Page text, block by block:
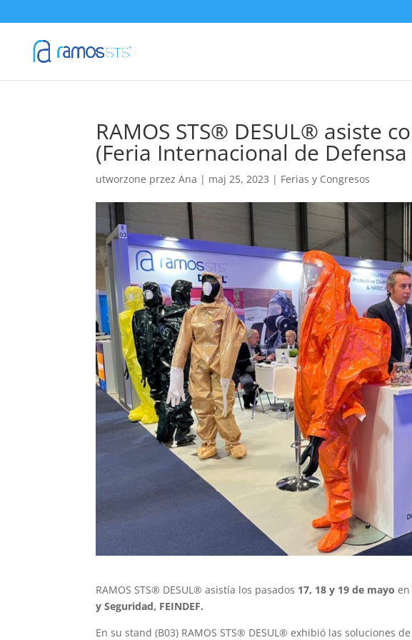
RAMOS STS® DESUL® asiste
(Feria Internacional de
utworzone przezAna | maj 25, 2023 | Ferias y Congresos
RAMOS STS® DESUL® asistía los pasados 17, 18 y 19 de mayo en
y Seguridad, FEINDEF.
En su stand (B03) RAMOS STS® DESUL® exhibió las soluciones